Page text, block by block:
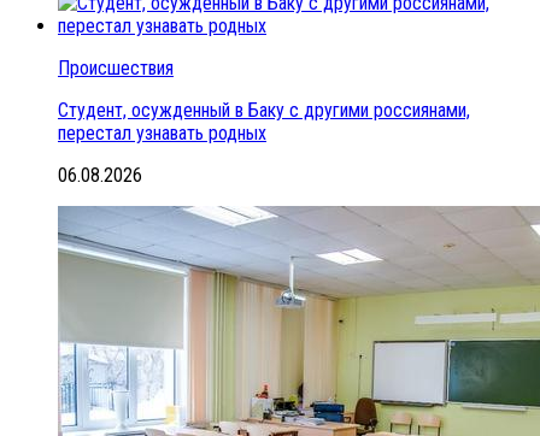
Происшествия
Студент, осужденный в Баку с другими россиянами,
перестал узнавать родных
06.08.2026